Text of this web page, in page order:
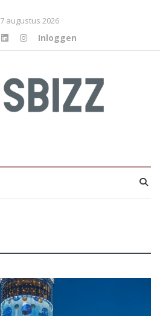
7 augustus 2026
Inloggen